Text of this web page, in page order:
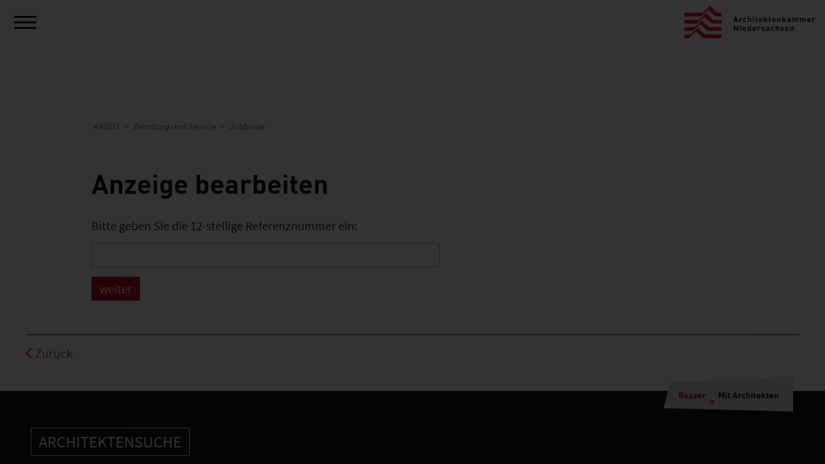
AKNDS Beratung und Service Jobbörse
Anzeige bearbeiten
Bitte geben Sie die 12-stellige Referenznummer ein:
Zurück
Besser Mit Architekten
ARCHITEKTENSUCHE